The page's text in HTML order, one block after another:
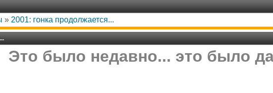
» 2001: гонка продолжается...
Это было недавно... это было